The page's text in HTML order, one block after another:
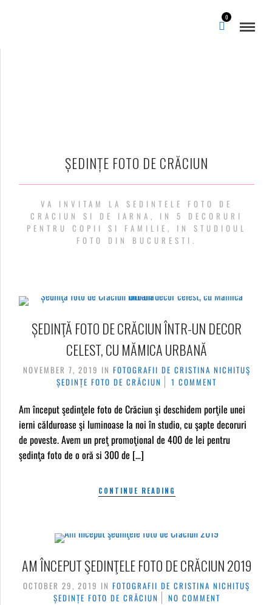
0
ȘEDINȚE FOTO DE CRĂCIUN
VA INVITAM LA SEDINTELE FOTO DE
CRACIUN SI DE IARNA, IN 5 DECORURI
PENTRU COPII SI FAMILIE, IN STUDIOUL
FOTO DIN BUCURESTI.
ȘEDINŢĂ FOTO DE CRĂCIUN ÎNTR-UN DECOR
CELEST, CU MĂMICA URBANĂ
NOVEMBER 7, 2019 IN FOTOGRAFII DE CRISTINA NICHITUŞ
ȘEDINȚE FOTO DE CRĂCIUN
1 COMMENT
Am început şedinţele foto de Crăciun şi deschidem porţile unei
ierni călduroase şi luminoase la noi în studio, cu şapte decoruri
de poveste. Avem un preţ promoţional de 400 de lei pentru
şedinţa foto de o oră si 300 de […]
CONTINUE READING
AM ÎNCEPUT ŞEDINŢELE FOTO DE CRĂCIUN 2019
OCTOBER 29, 2019 IN FOTOGRAFII DE CRISTINA NICHITUŞ
ȘEDINȚE FOTO DE CRĂCIUN
NO COMMENT